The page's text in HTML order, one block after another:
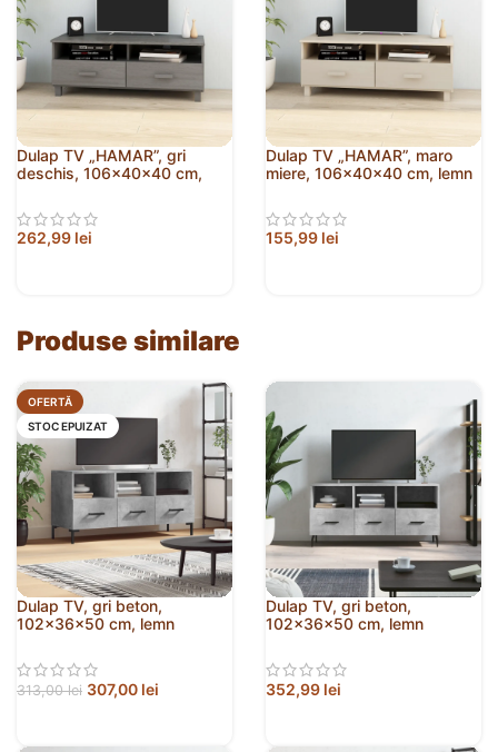
Dulap TV „HAMAR”, gri
deschis, 106x40x40 cm,
262,99 lei
Dulap TV „HAMAR”, maro
miere, 106x40x40 cm, lemn
155,99 lei
Produse similare
OFERTĂ
STOC EPUIZAT
Dulap TV, gri beton,
102x36x50 cm, lemn
313,00lei 307,00 lei
Dulap TV, gri beton,
102x36x50 cm, lemn
352,99 lei